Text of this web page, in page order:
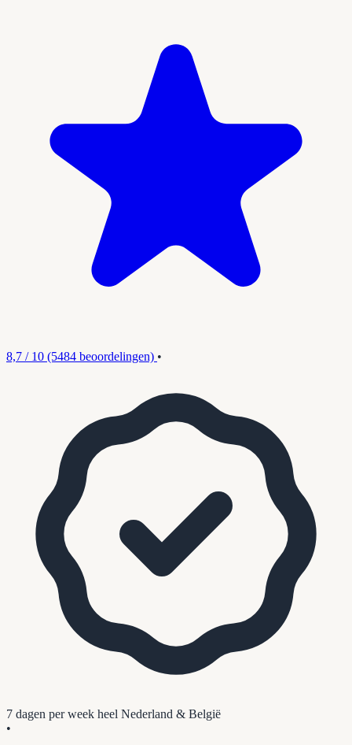
8,7 / 10 (5484 beoordelingen) •
7 dagen per week heel Nederland & België
•